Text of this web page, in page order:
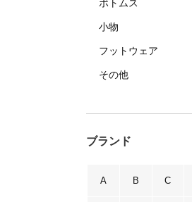
ボトムス
小物
フットウェア
その他
ブランド
A B C